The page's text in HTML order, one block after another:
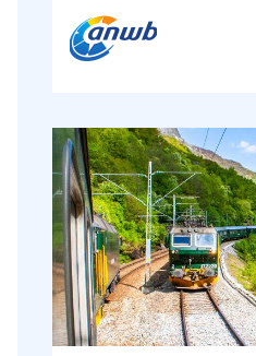
comfortabele hotels
ANWB-leden.